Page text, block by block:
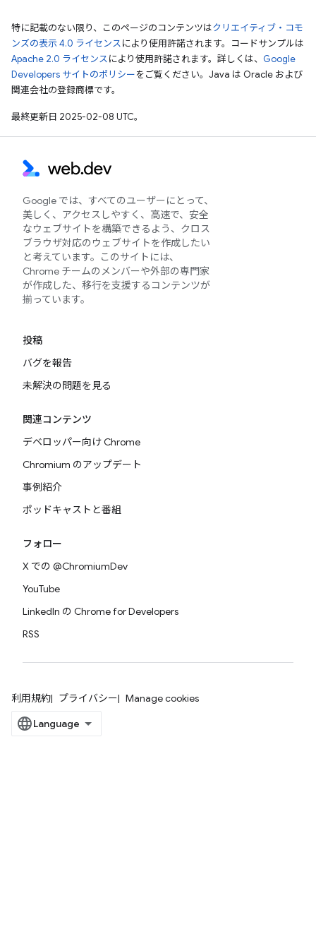
特に記載のない限り、このページのコンテンツはクリエイティブ・コモ
ンズの表示 4.0 ライセンスにより使用許諾されます。コードサンプルは
Apache 2.0 ライセンスにより使用許諾されます。詳しくは、 Google
Developers サイトのポリシーをご覧ください。Java は Oracle および
関連会社の登録商標です。
最終更新日 2025-02-08 UTC。
Google では、すべてのユーザーにとって、
美しく、アクセスしやすく、高速で、安全
なウェブサイトを構築できるよう、クロス
ブラウザ対応のウェブサイトを作成したい
と考えています。このサイトには、
Chrome チームのメンバーや外部の専門家
が作成した、移行を支援するコンテンツが
揃っています。
投稿
バグを報告
未解決の問題を見る
関連コンテンツ
デベロッパー向け Chrome
Chromium のアップデート
事例紹介
ポッドキャストと番組
フォロー
X での @ChromiumDev
YouTube
LinkedIn の Chrome for Developers
RSS
利用規約 プライバシー Manage cookies